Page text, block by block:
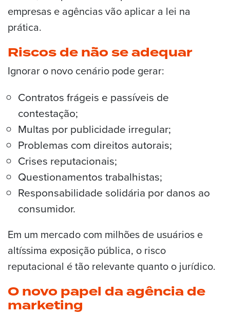
empresas e agências vão aplicar a lei na
prática.
Riscos de não se adequar
Ignorar o novo cenário pode gerar:
Contratos frágeis e passíveis de
contestação;
Multas por publicidade irregular;
Problemas com direitos autorais;
Crises reputacionais;
Questionamentos trabalhistas;
Responsabilidade solidária por danos ao
consumidor.
Em um mercado com milhões de usuários e
altíssima exposição pública, o risco
reputacional é tão relevante quanto o jurídico.
O novo papel da agência de
marketing